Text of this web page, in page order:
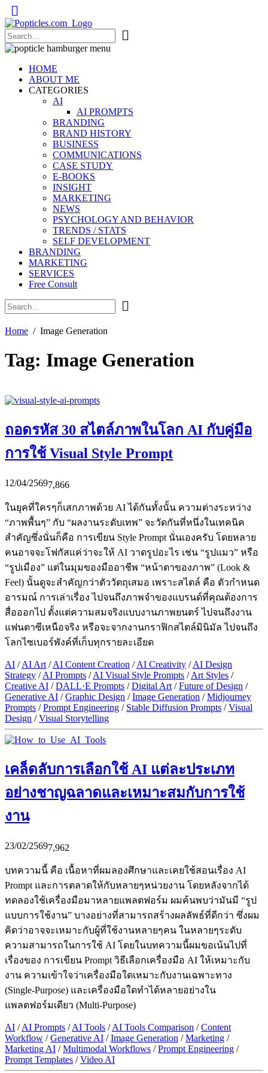
Popticles.com
HOME
ABOUT ME
CATEGORIES
AI
AI PROMPTS
BRANDING
BRAND HISTORY
BUSINESS
COMMUNICATIONS
CASE STUDY
E-BOOKS
INSIGHT
MARKETING
NEWS
PSYCHOLOGY AND BEHAVIOR
TRENDS / STATS
SELF DEVELOPMENT
BRANDING
MARKETING
SERVICES
Free Consult
Home Image Generation
Tag: Image Generation
ถอดรหัส 30 สไตล์ภาพในโลก AI กับคู่มือ
การใช้ Visual Style Prompt
12/04/25697,866
ในยุคที่ใครๆก็เสกภาพด้วย AI ได้กันทั้งนั้น ความต่างระหว่าง
“ภาพพื้นๆ” กับ “ผลงานระดับเทพ” จะวัดกันที่หนึ่งในเทคนิค
สำคัญซึ่งนั่นก็คือ การเขียน Style Prompt นั่นเองครับ โดยหลาย
คนอาจจะโฟกัสแค่ว่าจะให้ AI วาดรูปอะไร เช่น “รูปแมว” หรือ
“รูปเมือง” แต่ในมุมของมืออาชีพ “หน้าตาของภาพ” (Look &
Feel) นั้นดูจะสำคัญกว่าตัววัตถุเสมอ เพราะสไตล์ คือ ตัวกำหนด
อารมณ์ การเล่าเรื่อง ไปจนถึงภาพจำของแบรนด์ที่คุณต้องการ
สื่อออกไป ตั้งแต่ความสมจริงแบบงานภาพยนตร์ ไปจนถึงงาน
แฟนตาซีเหนือจริง หรือจะจากงานกราฟิกสไตล์มินิมัล ไปจนถึง
โลกไซเบอร์พังค์ที่เก็บทุกรายละเอียด
AI /AI Art /AI Content Creation /AI Creativity /AI Design
Strategy /AI Prompts /AI Visual Style Prompts /Art Styles /
Creative AI /DALL·E Prompts /Digital Art /Future of Design /
Generative AI /Graphic Design /Image Generation /Midjourney
Prompts /Prompt Engineering / Stable Diffusion Prompts /Visual
Design /Visual Storytelling
เคล็ดลับการเลือกใช้ AI แต่ละประเภท
อย่างชาญฉลาดและเหมาะสมกับการใช้
งาน
23/02/25697,962
บทความนี้ คือ เนื้อหาที่ผมลองศึกษาและเคยใช้สอนเรื่อง AI
Prompt และการตลาดให้กับหลายๆหน่วยงาน โดยหลังจากได้
ทดลองใช้เครื่องมือมาหลายแพลตฟอร์ม ผมค้นพบว่ามันมี “รูป
แบบการใช้งาน” บางอย่างที่สามารถสร้างผลลัพธ์ที่ดีกว่า ซึ่งผม
คิดว่าอาจจะเหมาะกับผู้ที่ใช้งานหลายๆคน ในหลายๆระดับ
ความสามารถในการใช้ AI โดยในบทความนี้ผมขอเน้นไปที่
เรื่องของ การเขียน Prompt วิธีเลือกเครื่องมือ AI ให้เหมาะกับ
งาน ความเข้าใจว่าเครื่องมือใดเหมาะกับงานเฉพาะทาง
(Single-Purpose) และเครื่องมือใดทำได้หลายอย่างใน
แพลตฟอร์มเดียว (Multi-Purpose)
AI /AI Prompts /AI Tools /AI Tools Comparison /Content
Workflow /Generative AI /Image Generation /Marketing /
Marketing AI /Multimodal Workflows /Prompt Engineering /
Prompt Templates /Video AI